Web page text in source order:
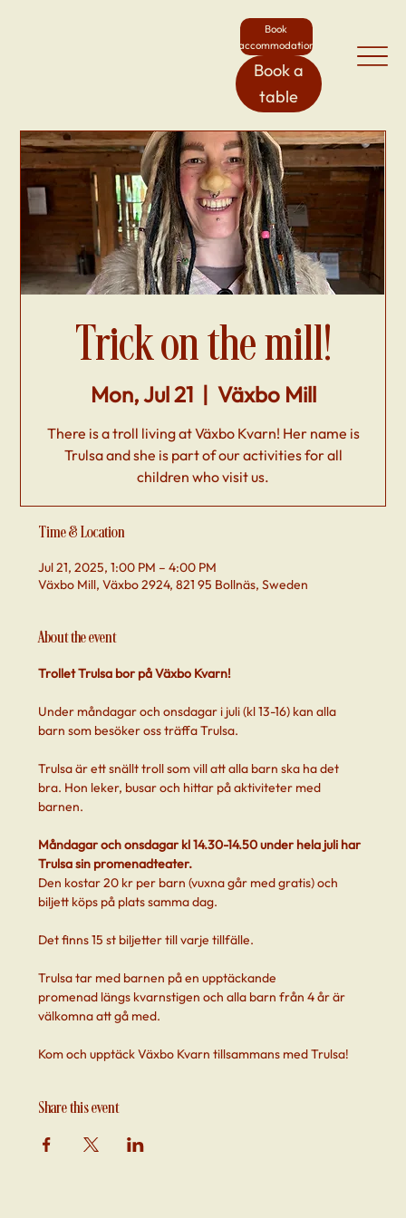
Book a
table
Book
accommodation
Trick on the mill!
Mon, Jul 21
  |
Växbo Mill
There is a troll living at Växbo Kvarn! Her name is
Trulsa and she is part of our activities for all
children who visit us.
Time & Location
Jul 21, 2025, 1:00 PM – 4:00 PM
Växbo Mill, Växbo 2924, 821 95 Bollnäs, Sweden
About the event
Trollet Trulsa bor på Växbo Kvarn!
Under måndagar och onsdagar i juli (kl 13-16) kan alla
barn som besöker oss träffa Trulsa.
Trulsa är ett snällt troll som vill att alla barn ska ha det
bra. Hon leker, busar och hittar på aktiviteter med
barnen.
Måndagar och onsdagar kl 14.30-14.50 under hela juli har
Trulsa sin promenadteater.
Den kostar 20 kr per barn (vuxna går med gratis) och
biljett köps på plats samma dag.
Det finns 15 st biljetter till varje tillfälle.
Trulsa tar med barnen på en upptäckande
promenad längs kvarnstigen och alla barn från 4 år är
välkomna att gå med.
Kom och upptäck Växbo Kvarn tillsammans med Trulsa!
Share this event